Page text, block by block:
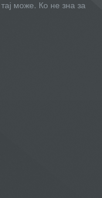
може. Ко не зна за